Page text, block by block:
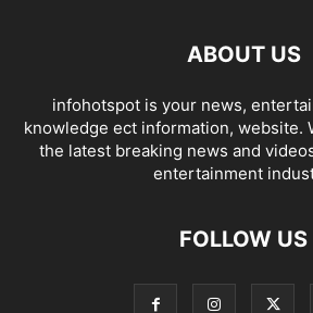
ABOUT US
infohotspot is your news,
knowledge ect information, website.
the latest breaking news and
entertainment
FOLLOW US